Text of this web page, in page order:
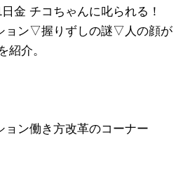
金 チコちゃんに叱られる！
ョン▽握りずしの謎▽人の顔が
紹介。
ョン働き方改革のコーナー